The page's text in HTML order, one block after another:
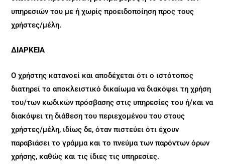
υπηρεσιών του με ή χωρίς προειδοποίηση προς τους
χρήστες/μέλη.
ΔΙΑΡΚΕΙΑ
Ο χρήστης κατανοεί και αποδέχεται ότι ο ιστότοπος
διατηρεί το αποκλειστικό δικαίωμα να διακόψει τη χρήση
του/των κωδικών πρόσβασης στις υπηρεσίες του ή/και να
διακόψει τη διάθεση του περιεχομένου του στους
χρήστες/μέλη, ιδίως δε, όταν πιστεύει ότι έχουν
παραβιάσει το γράμμα και το πνεύμα των παρόντων όρων
χρήσης, καθώς και τις ίδιες τις υπηρεσίες.